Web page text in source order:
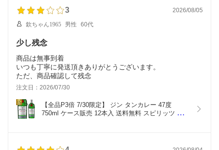
3 2026/08/05
欽ちゃん1965 男性 60代
少し残念
商品は無事到着
いつも丁寧に発送頂きありがとうございます。
ただ、商品確認して残念
注文日：2026/07/30
【全品P3倍 7/30限定】 ジン タンカレー 47度
750ml ケース販売 12本入 送料無料 スピリッツ ロ